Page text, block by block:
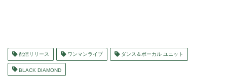
配信リリース ワンマンライブ ダンス＆ボーカル ユニット
BLACK DIAMOND